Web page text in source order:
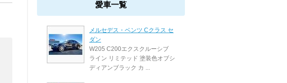
愛車一覧
メルセデス・ベンツ Cクラス セ
ダン
W205 C200エクスクルーシブ
ライン リミテッド 塗装色オブシ
ディアンブラック カ ...